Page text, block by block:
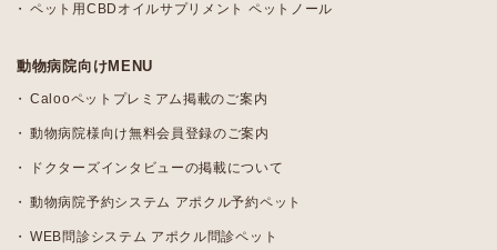
ペット用CBDオイルサプリメント ペットノール
動物病院向けMENU
Calooペットプレミアム掲載のご案内
動物病院様向け無料会員登録のご案内
ドクターズインタビューの掲載について
動物病院予約システム アポクル予約ペット
WEB問診システム アポクル問診ペット